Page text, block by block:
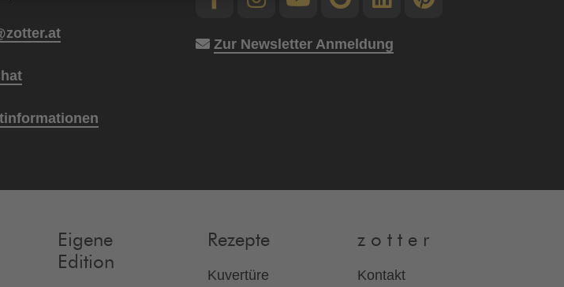
Zur Newsletter Anmeldung
Eigene
Edition
Rezepte
Kuvertüre
z o t t e r
Kontakt